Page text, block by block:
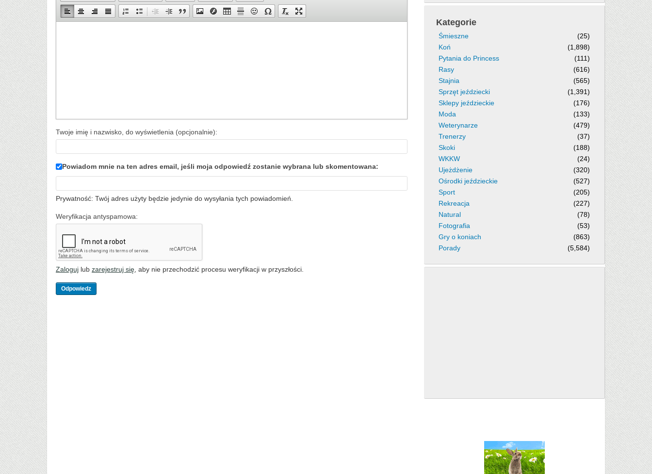
Twoje imię i nazwisko, do wyświetlenia (opcjonalnie):
Powiadom mnie na ten adres email, jeśli moja odpowiedź zostanie wybrana lub skomentowana:
Prywatność: Twój adres użyty będzie jedynie do wysyłania tych powiadomień.
Weryfikacja antyspamowa:
Zaloguj lub zarejestruj się , aby nie przechodzić procesu weryfikacji w przyszłości.
Kategorie
Śmieszne
(25)
Koń
(1,898)
Pytania do Princess
(111)
Rasy
(616)
Stajnia
(565)
Sprzęt jeździecki
(1,391)
Sklepy jeździeckie
(176)
Moda
(133)
Weterynarze
(479)
Trenerzy
(37)
Skoki
(188)
WKKW
(24)
Ujeżdżenie
(320)
Ośrodki jeździeckie
(527)
Sport
(205)
Rekreacja
(227)
Natural
(78)
Fotografia
(53)
Gry o koniach
(863)
Porady
(5,584)